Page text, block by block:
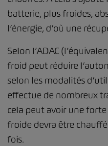
batterie, plus froides,
l’énergie, d’où une
Selon l’ADAC
froid peut réduire
selon les modalités
effectue de nombreux
cela peut avoir une
froide devra être
fois.